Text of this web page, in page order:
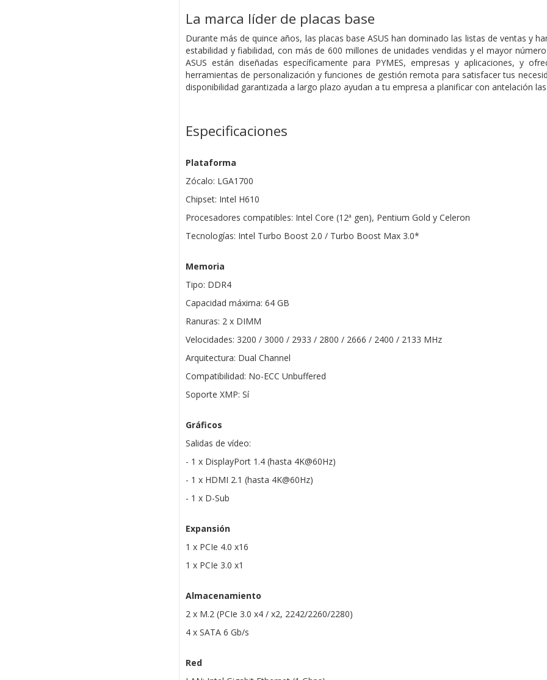
La marca líder de placas base
Durante más de quince años, las placas base ASUS han dominado las listas de ventas y
estabilidad y fiabilidad, con más de 600 millones de unidades vendidas y el mayor
ASUS están diseñadas específicamente para PYMES, empresas y aplicaciones, y
herramientas de personalización y funciones de gestión remota para satisfacer tus
disponibilidad garantizada a largo plazo ayudan a tu empresa a planificar con antelación
Especificaciones
Plataforma
Zócalo: LGA1700
Chipset: Intel H610
Procesadores compatibles: Intel Core (12ª gen), Pentium Gold y Celeron
Tecnologías: Intel Turbo Boost 2.0 / Turbo Boost Max 3.0*
Memoria
Tipo: DDR4
Capacidad máxima: 64 GB
Ranuras: 2 x DIMM
Velocidades: 3200 / 3000 / 2933 / 2800 / 2666 / 2400 / 2133 MHz
Arquitectura: Dual Channel
Compatibilidad: No-ECC Unbuffered
Soporte XMP: Sí
Gráficos
Salidas de vídeo:
- 1 x DisplayPort 1.4 (hasta 4K@60Hz)
- 1 x HDMI 2.1 (hasta 4K@60Hz)
- 1 x D-Sub
Expansión
1 x PCIe 4.0 x16
1 x PCIe 3.0 x1
Almacenamiento
2 x M.2 (PCIe 3.0 x4 / x2, 2242/2260/2280)
4 x SATA 6 Gb/s
Red